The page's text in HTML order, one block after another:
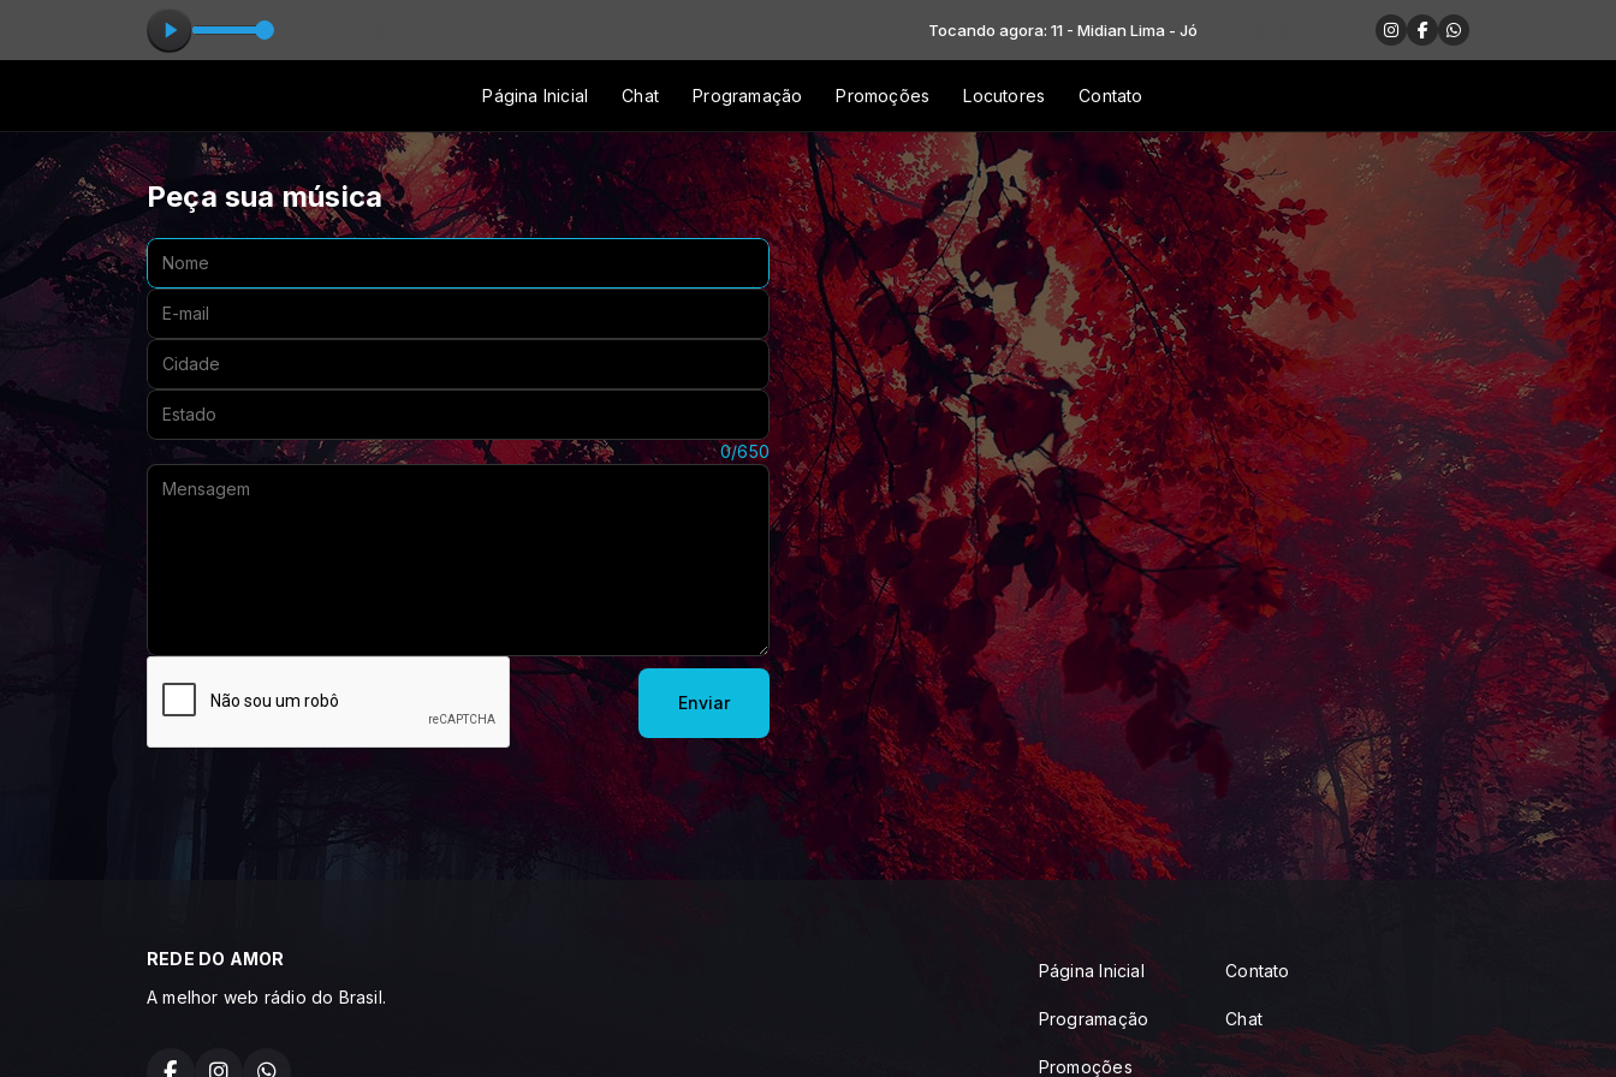
Tocando agora: 11 - Midian Lima - Jó
Página Inicial Chat Programação Promoções Locutores Contato
Peça sua música
Nome:
E-mail:
Cidade:
Estado:
Mensagem: 0/650
Enviar
REDE DO AMOR
A melhor web rádio do Brasil.
Página Inicial
Programação
Promoções
Contato
Chat